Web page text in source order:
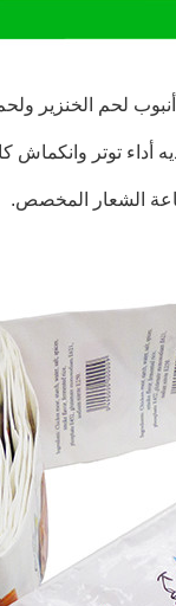
لحم الخنزير
الشعار المخصص.